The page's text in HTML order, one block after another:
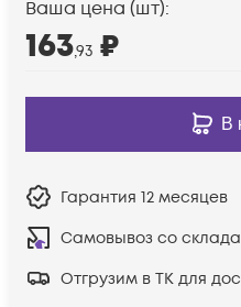
Ваша цена (шт):
163,93 ₽
В
Гарантия 12 месяцев
Самовывоз со
Отгрузим в ТК для